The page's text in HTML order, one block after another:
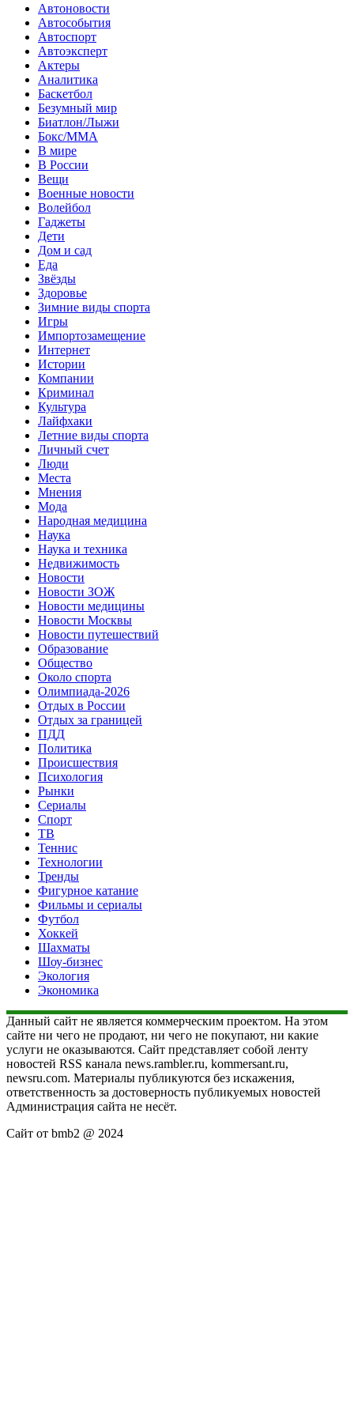
Автоновости
Автособытия
Автоспорт
Автоэксперт
Актеры
Аналитика
Баскетбол
Безумный мир
Биатлон/Лыжи
Бокс/MMA
В мире
В России
Вещи
Военные новости
Волейбол
Гаджеты
Дети
Дом и сад
Еда
Звёзды
Здоровье
Зимние виды спорта
Игры
Импортозамещение
Интернет
Истории
Компании
Криминал
Культура
Лайфхаки
Летние виды спорта
Личный счет
Люди
Места
Мнения
Мода
Народная медицина
Наука
Наука и техника
Недвижимость
Новости
Новости ЗОЖ
Новости медицины
Новости Москвы
Новости путешествий
Образование
Общество
Около спорта
Олимпиада-2026
Отдых в России
Отдых за границей
ПДД
Политика
Происшествия
Психология
Рынки
Сериалы
Спорт
ТВ
Теннис
Технологии
Тренды
Фигурное катание
Фильмы и сериалы
Футбол
Хоккей
Шахматы
Шоу-бизнес
Экология
Экономика
Данный сайт не является коммерческим проектом. На этом
сайте ни чего не продают, ни чего не покупают, ни какие
услуги не оказываются. Сайт представляет собой ленту
новостей RSS канала news.rambler.ru, kommersant.ru,
newsru.com. Материалы публикуются без искажения,
ответственность за достоверность публикуемых новостей
Администрация сайта не несёт.
Сайт от bmb2 @ 2024